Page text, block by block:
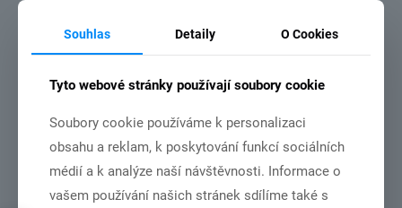
Číst více
Souhlas Detaily O Cookies
Tyto webové stránky používají soubory cookie
Soubory cookie používáme k personalizaci
obsahu a reklam, k poskytování funkcí sociálních
médií a k analýze naší návštěvnosti. Informace o
vašem používání našich stránek sdílíme také s